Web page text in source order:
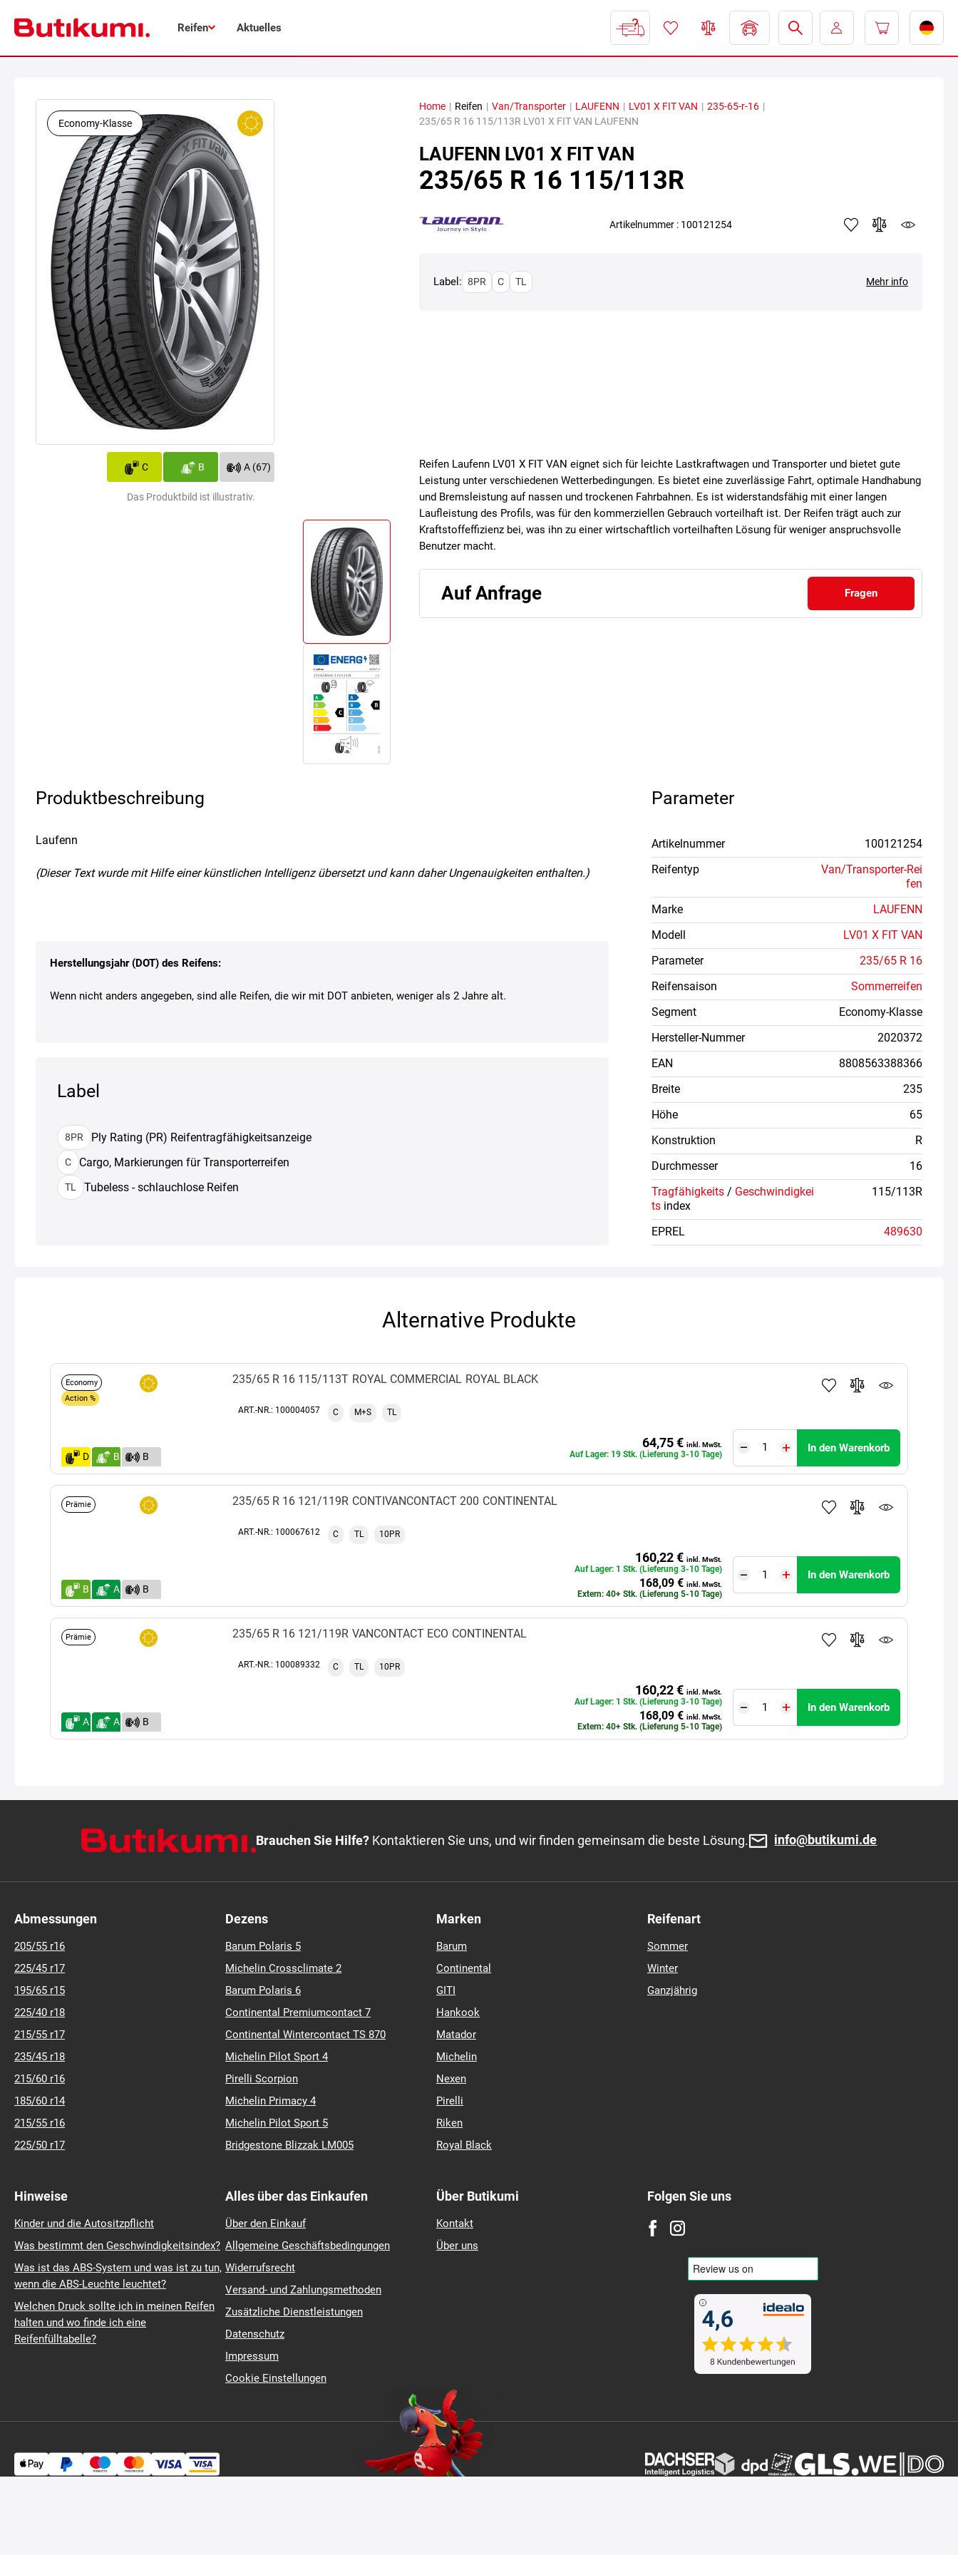
Reifen Aktuelles
Economy-Klasse
C B A (67)
Das Produktbild ist illustrativ.
Home | Reifen | Van/Transporter | LAUFENN | LV01 X FIT VAN | 235-65-r-16 |
235/65 R 16 115/113R LV01 X FIT VAN LAUFENN
LAUFENN LV01 X FIT VAN
235/65 R 16 115/113R
Artikelnummer : 100121254
Label: 8PR C TL Mehr info
Reifen Laufenn LV01 X FIT VAN eignet sich für leichte Lastkraftwagen und Transporter und bietet gute
Leistung unter verschiedenen Wetterbedingungen. Es bietet eine zuverlässige Fahrt, optimale Handhabung
und Bremsleistung auf nassen und trockenen Fahrbahnen. Es ist widerstandsfähig mit einer langen
Laufleistung des Profils, was für den kommerziellen Gebrauch vorteilhaft ist. Der Reifen trägt auch zur
Kraftstoffeffizienz bei, was ihn zu einer wirtschaftlich vorteilhaften Lösung für weniger anspruchsvolle
Benutzer macht.
Auf Anfrage Fragen
Produktbeschreibung
Laufenn
(Dieser Text wurde mit Hilfe einer künstlichen Intelligenz übersetzt und kann daher Ungenauigkeiten enthalten.)
Herstellungsjahr (DOT) des Reifens:
Wenn nicht anders angegeben, sind alle Reifen, die wir mit DOT anbieten, weniger als 2 Jahre alt.
Label
8PR Ply Rating (PR) Reifentragfähigkeitsanzeige
C Cargo, Markierungen für Transporterreifen
TL Tubeless - schlauchlose Reifen
Parameter
Artikelnummer
100121254
Reifentyp
Van/Transporter-Rei
fen
Marke
LAUFENN
Modell
LV01 X FIT VAN
Parameter
235/65 R 16
Reifensaison
Sommerreifen
Segment
Economy-Klasse
Hersteller-Nummer
2020372
EAN
8808563388366
Breite
235
Höhe
65
Konstruktion
R
Durchmesser
16
Tragfähigkeits / Geschwindigkei
ts index
115/113R
EPREL 489630
Alternative Produkte
Economy
Action %
D B
B
(72)
ROYAL BLACK
ROYAL COMMERCIAL
235/65 R 16 115/113T
C M+S TL
64,75 €inkl. MwSt.
B A
B
(72)
160,22 € inkl. MwSt.
Auf Lager: 1 Stk. (Lieferung 3-10 Tage) In den Warenkorb
VANCONTACT ECO
235/65 R 16 121/119R
160,22 €inkl. MwSt.
Abmessungen
205/55 r16
225/45 r17
195/65 r15
225/40 r18
215/55 r17
235/45 r18
215/60 r16
185/60 r14
225/50 r17
Dezens
Barum Polaris 5
Michelin Crossclimate 2
Barum Polaris 6
Continental Premiumcontact 7
Continental Wintercontact TS 870
Michelin Pilot Sport 4
Pirelli Scorpion
Michelin Primacy 4
Bridgestone Blizzak LM005
Marken
Barum
Continental
GITI
Hankook
Matador
Michelin
Nexen
Pirelli
Royal Black
Reifenart
Sommer
Hinweise
Kinder und die Autositzpflicht
Was ist das ABS-System und was ist zu tun,
wenn die ABS-Leuchte leuchtet?
Alles über das Einkaufen
Über den Einkauf
Allgemeine Geschäftsbedingungen
Widerrufsrecht
Versand- und Zahlungsmethoden
Zusätzliche Dienstleistungen
Datenschutz
Über Butikumi